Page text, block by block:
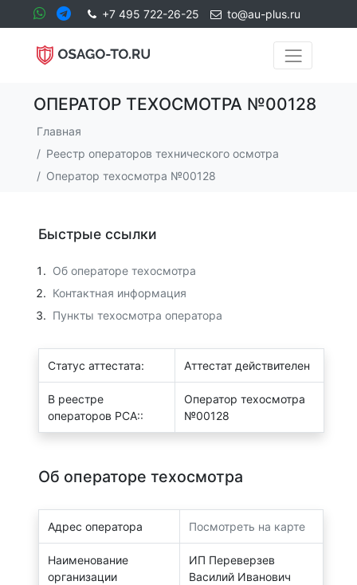
+7 495 722-26-25 to@au-plus.ru
ОПЕРАТОР ТЕХОСМОТРА №00128
Главная
Реестр операторов технического осмотра
Оператор техосмотра №00128
Быстрые ссылки
Об операторе техосмотра
Контактная информация
Пункты техосмотра оператора
Статус аттестата: Аттестат действителен
В реестре
операторов РСА::
Оператор техосмотра
№00128
Об операторе техосмотра
Адрес оператора Посмотреть на карте
Наименование
организации
ИП Переверзев
Василий Иванович